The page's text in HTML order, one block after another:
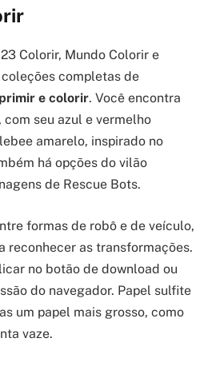
Colorir, Mundo Colorir e
completas de
e colorir. Você encontra
seu azul e vermelho
amarelo, inspirado no
há opções do vilão
de Rescue Bots.
formas de robô e de veículo,
reconhecer as transformações.
no botão de download ou
do navegador. Papel sulfite
um papel mais grosso, como
vaze.